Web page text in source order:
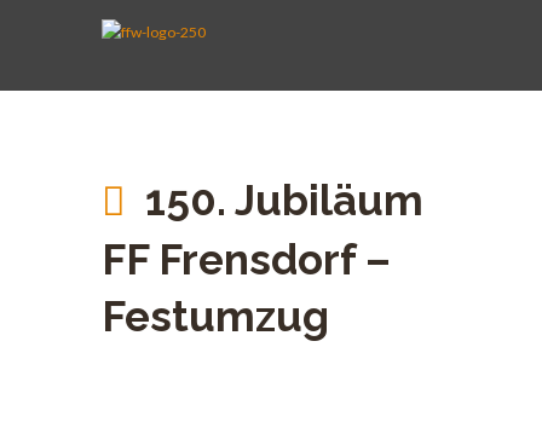
150. Jubiläum
FF Frensdorf –
Festumzug